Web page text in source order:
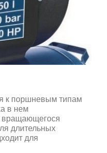
к поршневым типам
в нем
вращающегося
длительных
для